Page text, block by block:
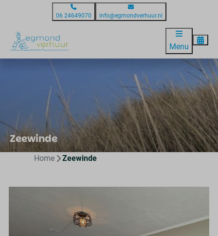
06 24649070 info@egmondverhuur.nl
Menu
Zeewinde
Home Zeewinde